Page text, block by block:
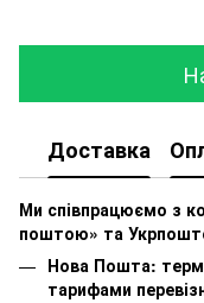
Доставка
Ми співпрацюємо з
поштою» та
Нова Пошта:
тарифами